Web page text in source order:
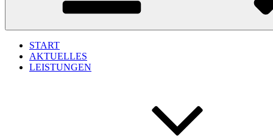
START
AKTUELLES
LEISTUNGEN